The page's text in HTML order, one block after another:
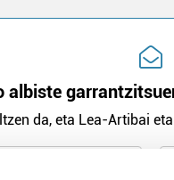
albiste
da, eta Lea-Artibai